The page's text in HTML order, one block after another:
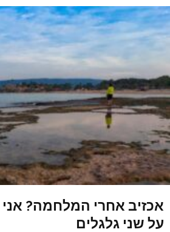
אכזיב אחרי המלחמה? אני
על שני גלגלים